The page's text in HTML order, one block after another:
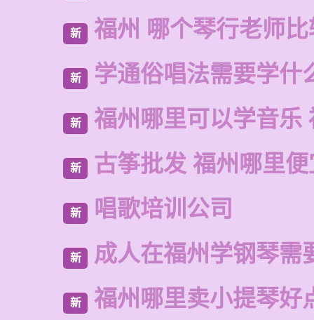
新 福州 哪个琴行老师
新 学通俗唱法需要学什
新 福州哪里可以学音乐
新 古筝批发 福州哪里
新 唱歌培训公司
新 成人在福州学钢琴需
新 福州哪里卖小提琴好